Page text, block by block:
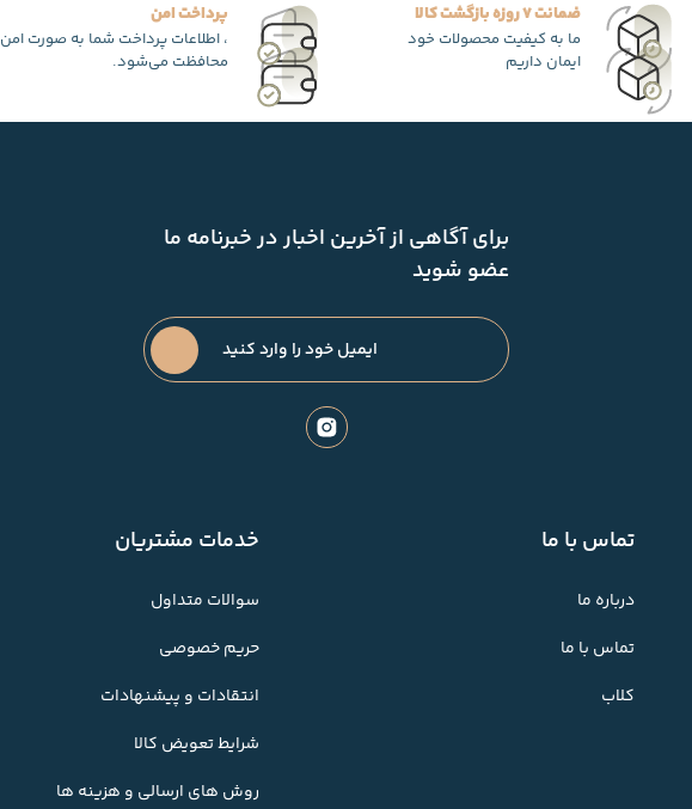
ضمانت 7 روزه بازگشت کالا
ما به کیفیت محصولات خود
ایمان داریم
پرداخت امن
، اطلاعات پرداخت شما به صورت امن
محافظت می‌شود.
برای آگاهی از آخرین اخبار در خبرنامه ما
عضو شوید
تماس با ما
درباره ما
تماس با ما
کلاب
خدمات مشتریان
سوالات متداول
حریم خصوصی
انتقادات و پیشنهادات
شرایط تعویض کالا
روش های ارسالی و هزینه ها